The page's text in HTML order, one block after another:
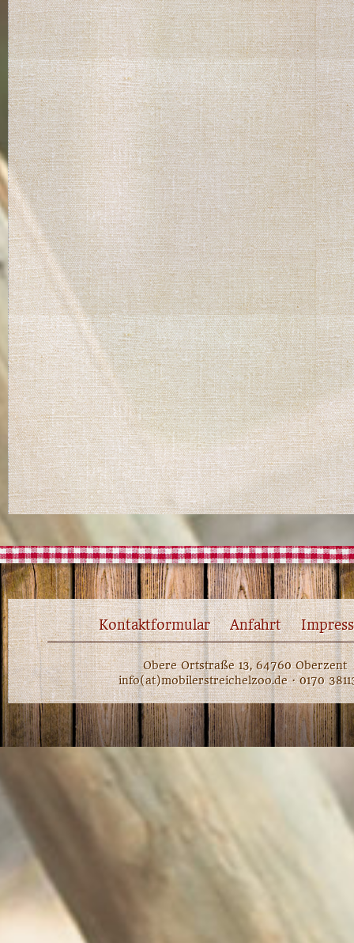
Kontaktformular Anfahrt
Obere Ortstraße 13, 64760 Oberzent
info(at)mobilerstreichelzoo.de · 0170